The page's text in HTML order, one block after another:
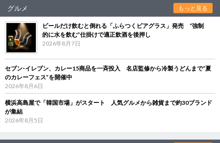
グルメ もっと見る
ビールだけ飲むと倒れる「ふらつくビアグラス」発売 “強制
的に水を飲む”仕掛けで適正飲酒を後押し
2026年8月7日
セブン‐イレブン、カレー15商品を一斉投入 名店監修から冷製うどんまで“夏
のカレーフェス”を開催中
2026年8月6日
横浜高島屋で「韓国市場」がスタート 人気グルメから雑貨まで約30ブランド
が集結
2026年8月5日